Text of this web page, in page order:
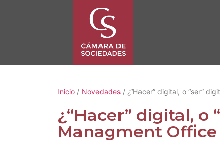
Inicio / Novedades / ¿“Hacer” digital, o “ser”
¿“Hacer” digital,
Managment Office